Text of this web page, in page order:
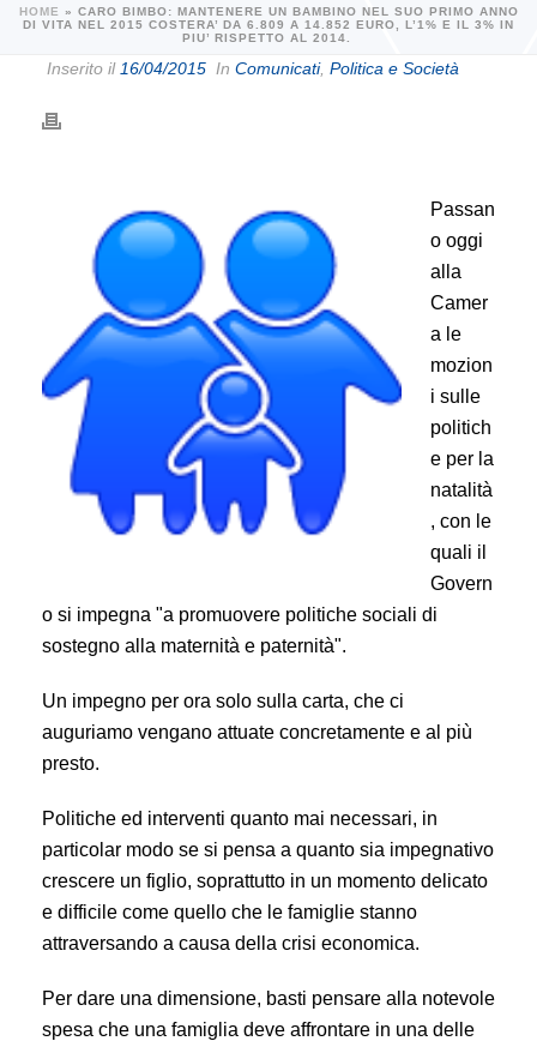
HOME » CARO BIMBO: MANTENERE UN BAMBINO NEL SUO PRIMO ANNO
DI VITA NEL 2015 COSTERA’ DA 6.809 A 14.852 EURO, L’1% E IL 3% IN
PIU’ RISPETTO AL 2014.
Inserito il 16/04/2015 In Comunicati, Politica e Società
Passan
o oggi
alla
Camer
a le
mozion
i sulle
politich
e per la
natalità
, con le
quali il
Govern
o si impegna "a promuovere politiche sociali di
sostegno alla maternità e paternità".
Un impegno per ora solo sulla carta, che ci
auguriamo vengano attuate concretamente e al più
presto.
Politiche ed interventi quanto mai necessari, in
particolar modo se si pensa a quanto sia impegnativo
crescere un figlio, soprattutto in un momento delicato
e difficile come quello che le famiglie stanno
attraversando a causa della crisi economica.
Per dare una dimensione, basti pensare alla notevole
spesa che una famiglia deve affrontare in una delle